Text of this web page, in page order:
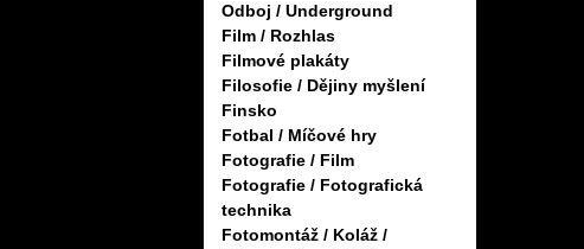
Odboj / Underground
Film / Rozhlas
Filmové plakáty
Filosofie / Dějiny myšlení
Finsko
Fotbal / Míčové hry
Fotografie / Film
Fotografie / Fotografická
technika
Fotomontáž / Koláž /